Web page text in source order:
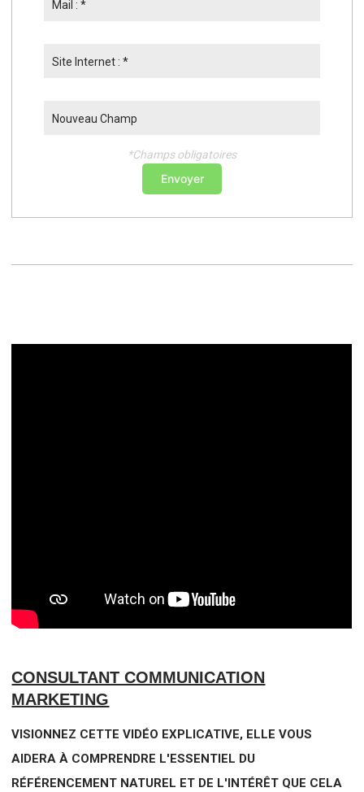
Mail : *
Site Internet : *
Nouveau Champ
*Champs obligatoires
Envoyer
CONSULTANT COMMUNICATION
MARKETING
VISIONNEZ CETTE VIDÉO EXPLICATIVE, ELLE VOUS
AIDERA À COMPRENDRE L'ESSENTIEL DU
RÉFÉRENCEMENT NATUREL ET DE L'INTÉRÊT QUE CELA